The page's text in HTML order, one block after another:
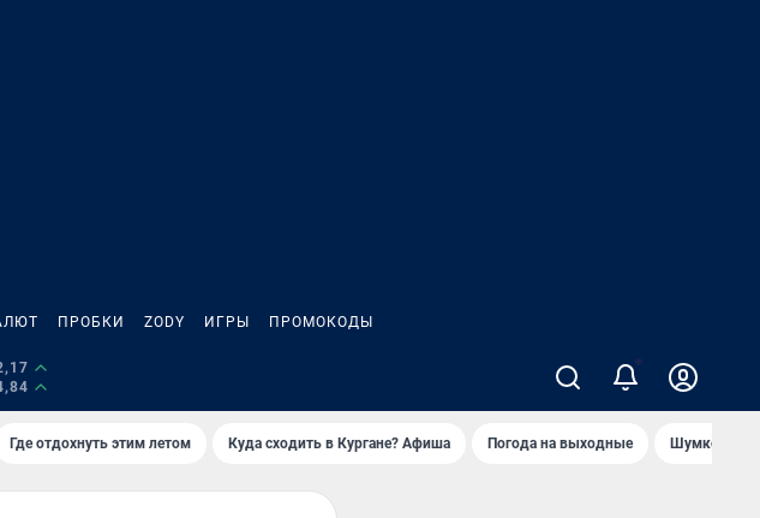
ПРОБКИ ZODY ИГРЫ ПРОМОКОДЫ
Где отдохнуть этим летом Куда сходить в Кургане? Афиша Погода на выходные Шумков в